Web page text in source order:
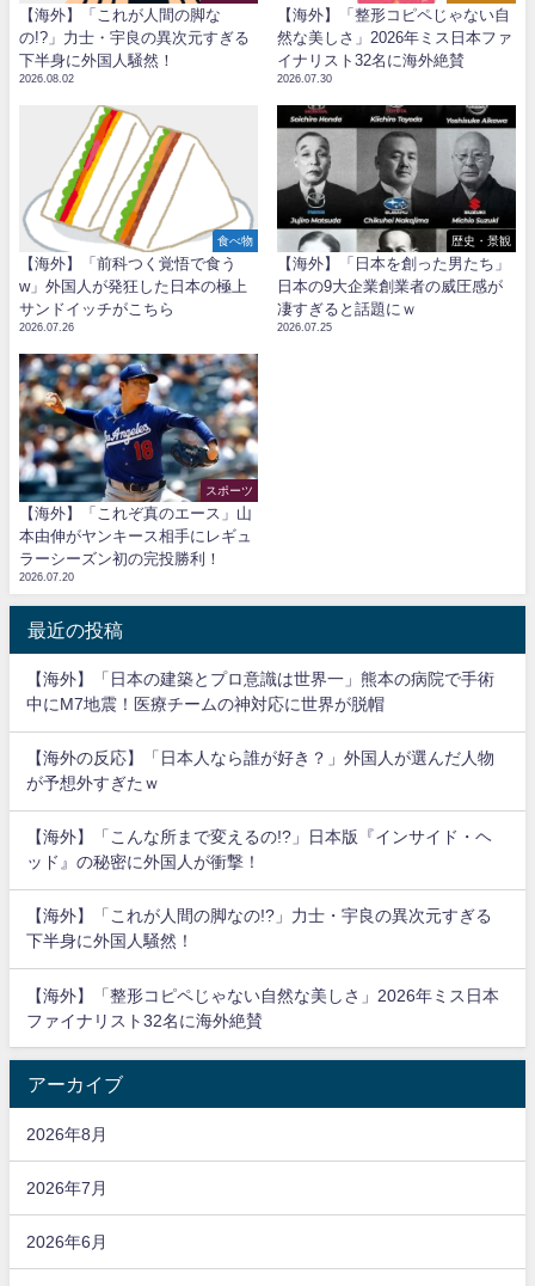
【海外】「これが人間の脚な
の!?」力士・宇良の異次元すぎる
下半身に外国人騒然！
2026.08.02
【海外】「整形コピペじゃない自
然な美しさ」2026年ミス日本ファ
イナリスト32名に海外絶賛
2026.07.30
食べ物
【海外】「前科つく覚悟で食う
w」外国人が発狂した日本の極上
サンドイッチがこちら
2026.07.26
歴史・景観
【海外】「日本を創った男たち」
日本の9大企業創業者の威圧感が
凄すぎると話題にｗ
2026.07.25
スポーツ
【海外】「これぞ真のエース」山
本由伸がヤンキース相手にレギュ
ラーシーズン初の完投勝利！
2026.07.20
最近の投稿
【海外】「日本の建築とプロ意識は世界一」熊本の病院で手術
中にM7地震！医療チームの神対応に世界が脱帽
【海外の反応】「日本人なら誰が好き？」外国人が選んだ人物
が予想外すぎたｗ
【海外】「こんな所まで変えるの!?」日本版『インサイド・ヘ
ッド』の秘密に外国人が衝撃！
【海外】「これが人間の脚なの!?」力士・宇良の異次元すぎる
下半身に外国人騒然！
【海外】「整形コピペじゃない自然な美しさ」2026年ミス日本
ファイナリスト32名に海外絶賛
アーカイブ
2026年8月
2026年7月
2026年6月